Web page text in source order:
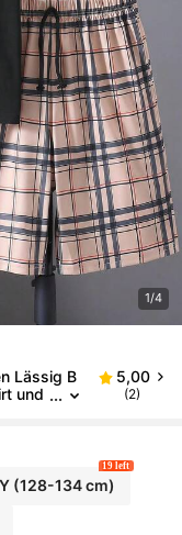
1/4
Lässig B
und
5,00
(2)
(128-134 cm)
19 left